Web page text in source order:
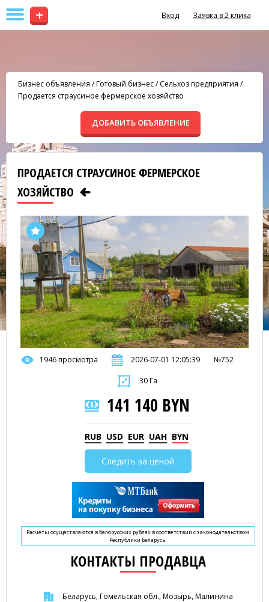
+ Вход Заявка в 2 клика
Бизнес объявления /Готовый бизнес/Сельхоз предприятия /
Продается страусиное фермерское хозяйство
ДОБАВИТЬ ОБЪЯВЛЕНИЕ
ПРОДАЕТСЯ СТРАУСИНОЕ ФЕРМЕРСКОЕ
ХОЗЯЙСТВО
1946 просмотра 2026-07-01 12:05:39 №752
30 Га
141 140 BYN
RUB USD EUR UAH BYN
Следить за ценой
Расчеты осуществляются в белорусских рублях в соответствии с законодательством
Республики Беларусь.
КОНТАКТЫ ПРОДАВЦА
Беларусь, Гомельская обл., Мозырь, Малинина